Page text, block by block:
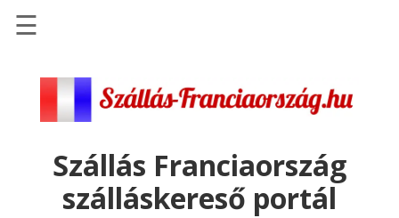
Szállások
Repülőjegy
pénzvisszatérítéssel
☰
Szállás Franciaország
szálláskereső portál